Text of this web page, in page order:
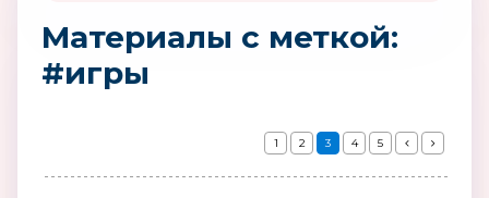
Материалы c меткой:
#игры
1 2 3 4 5